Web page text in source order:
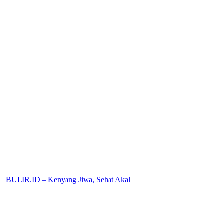
BULIR.ID – Kenyang Jiwa, Sehat Akal